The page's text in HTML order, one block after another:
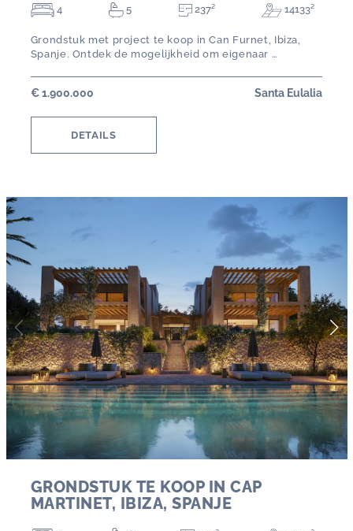
4 5 237² 14133²
Grondstuk met project te koop in Can Furnet, Ibiza,
Spanje. Ontdek de mogelijkheid om eigenaar …
€ 1.900.000 Santa Eulalia
DETAILS
GRONDSTUK TE KOOP IN CAP
MARTINET, IBIZA, SPANJE